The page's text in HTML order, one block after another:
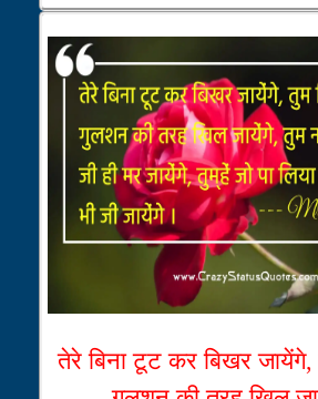
तेरे बिना टूट कर बिखर जायेंगे,